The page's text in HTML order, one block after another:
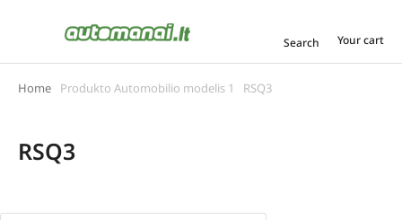
Search Your cart
You are here:
Home Produkto Automobilio modelis 1 RSQ3
RSQ3